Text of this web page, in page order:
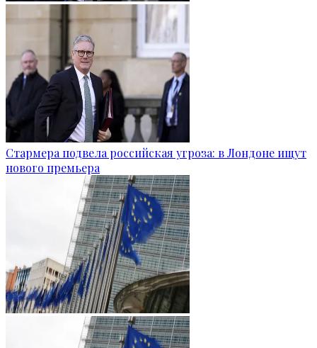
Стармера подвела российская угроза: в Лондоне ищут
нового премьера